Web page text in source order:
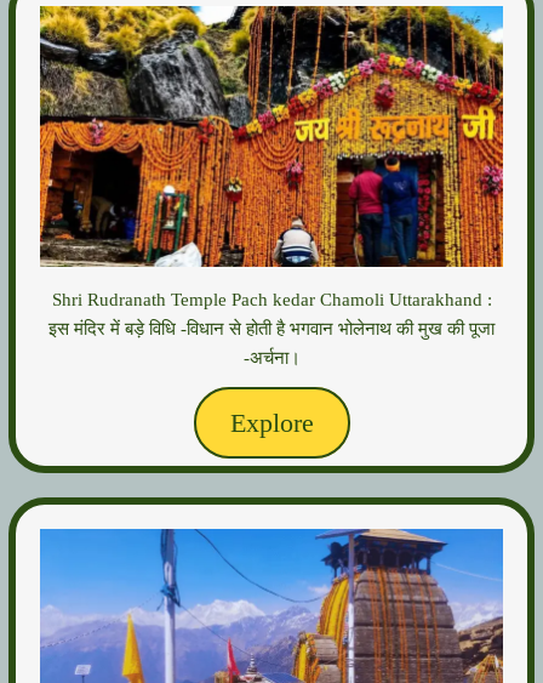
Shri Rudranath Temple Pach kedar Chamoli Uttarakhand :
इस मंदिर में बड़े विधि -विधान से होती है भगवान भोलेनाथ की मुख की पूजा
-अर्चना।
Explore